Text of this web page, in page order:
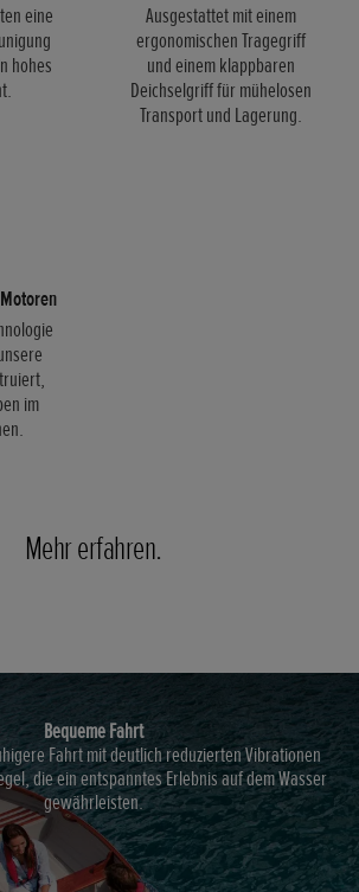
eine
hohes
Ausgestattet mit einem
ergonomischen Tragegriff
und einem klappbaren
Deichselgriff für mühelosen
Transport und Lagerung.
im
Mehr erfahren.
Bequeme Fahrt
Fahrt mit deutlich reduzierten Vibrationen
die ein entspanntes Erlebnis auf dem Wasser
gewährleisten.